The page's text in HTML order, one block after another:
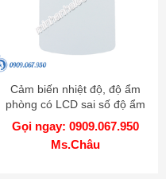
Cảm biến nhiệt độ, độ ẩm
phòng có LCD sai số độ ẩm
5% - Model RHP-5Nxx-LCD
Gọi ngay: 0909.067.950
Ms.Châu